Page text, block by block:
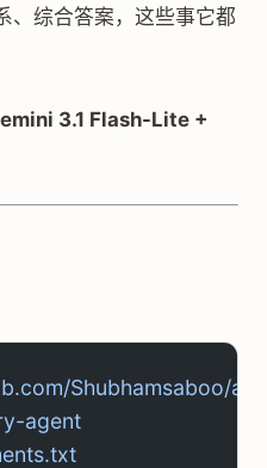
、综合答案，这些事它都
3.1 Flash-Lite +
Shubhamsaboo/
agent